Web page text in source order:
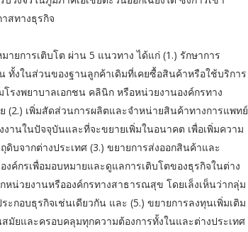
สทางธุรกิจ
ยการเติบโต ผ่าน 5 แนวทาง ได้แก่ (1.) รักษาการ
งในส่วนของฐานลูกค้าเดิมที่เคยซื้อสินค้าหรือใช้บริการ
รงพยาบาลเอกชน คลินิก หรือหน่วยงานองค์กรทาง
เพิ่มสัดส่วนการผลิตและจำหน่ายสินค้าทางการแพทย์
านในปัจจุบันและที่จะขยายเพิ่มในอนาคต เพื่อเพิ่มความ
บจากต่างประเทศ (3.) ขยายการส่งออกสินค้าและ
งค์กรเพื่อมอบหมายและดูแลการเติบโตของธุรกิจในต่าง
น่วยงานหรือองค์กรทางสาธารณสุข โดยเล็งเห็นว่ากลุ่ม
กอบธุรกิจเช่นเดียวกัน และ (5.) ขยายการลงทุนเพิ่มเติม
ยและครอบคลุมทุกความต้องการทั้งในและต่างประเทศ